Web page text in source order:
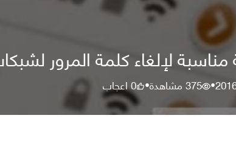
لإلغاء كلمة المرور
•
375مشاهدة•
0اعجاب